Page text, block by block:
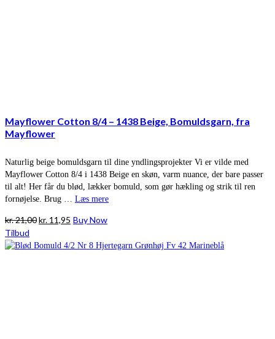
Mayflower Cotton 8/4 – 1438 Beige, Bomuldsgarn, fra
Mayflower
Naturlig beige bomuldsgarn til dine yndlingsprojekter Vi er vilde med
Mayflower Cotton 8/4 i 1438 Beige en skøn, varm nuance, der bare passer
til alt! Her får du blød, lækker bomuld, som gør hækling og strik til ren
fornøjelse. Brug … Læs mere
kr.21,00Den
pris
kr. 11,95 Den
pris
Buy Now
Tilbud